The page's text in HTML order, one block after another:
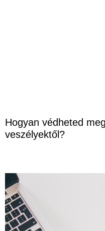
Hogyan védheted
veszélyektől?